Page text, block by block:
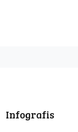
Infografis